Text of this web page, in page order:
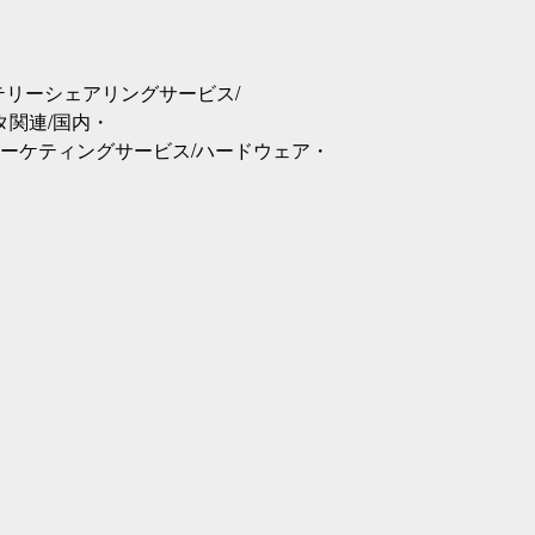
ーシェアリングサービス/
連/国内・
ケティングサービス/ハードウェア・